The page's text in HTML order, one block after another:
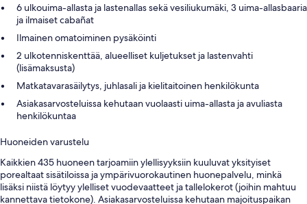
6 ulkouima-allasta ja lastenallas sekä vesiliukumäki, 3 uima-allasbaaria
ja ilmaiset cabañat
Ilmainen omatoiminen pysäköinti
2 ulkotenniskenttää, alueelliset kuljetukset ja lastenvahti
(lisämaksusta)
Matkatavarasäilytys, juhlasali ja kielitaitoinen henkilökunta
Asiakasarvosteluissa kehutaan vuolaasti uima-allasta ja avuliasta
henkilökuntaa
Huoneiden varustelu
Kaikkien 435 huoneen tarjoamiin ylellisyyksiin kuuluvat yksityiset
porealtaat sisätiloissa ja ympärivuorokautinen huonepalvelu, minkä
lisäksi niistä löytyy ylelliset vuodevaatteet ja tallelokerot (joihin mahtuu
kannettava tietokone). Asiakasarvosteluissa kehutaan majoituspaikan